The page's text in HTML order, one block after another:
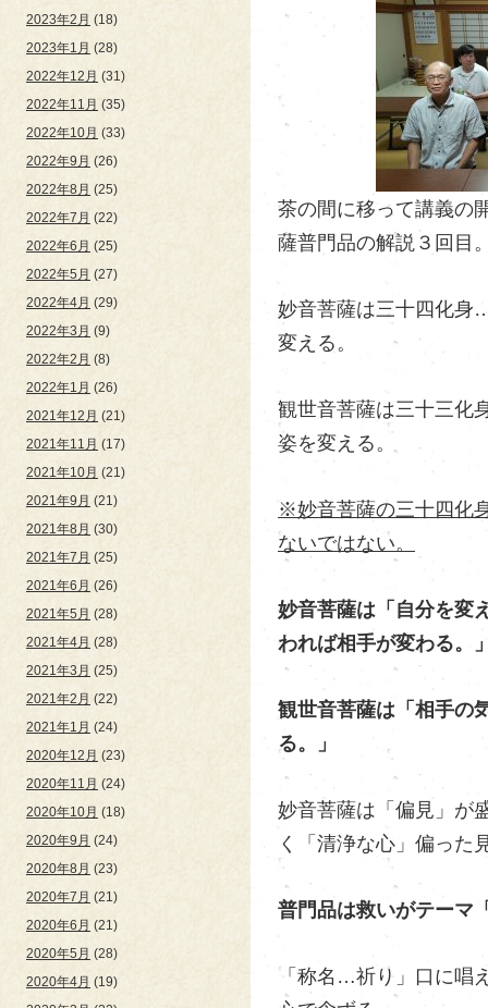
2023年2月 (18)
2023年1月 (28)
2022年12月 (31)
2022年11月 (35)
2022年10月 (33)
2022年9月 (26)
2022年8月 (25)
2022年7月 (22)
2022年6月 (25)
2022年5月 (27)
2022年4月 (29)
2022年3月 (9)
2022年2月 (8)
2022年1月 (26)
2021年12月 (21)
2021年11月 (17)
2021年10月 (21)
2021年9月 (21)
2021年8月 (30)
2021年7月 (25)
2021年6月 (26)
2021年5月 (28)
2021年4月 (28)
2021年3月 (25)
2021年2月 (22)
2021年1月 (24)
2020年12月 (23)
2020年11月 (24)
2020年10月 (18)
2020年9月 (24)
2020年8月 (23)
2020年7月 (21)
2020年6月 (21)
2020年5月 (28)
2020年4月 (19)
茶の間に移って講義の
薩普門品の解説３回目
妙音菩薩は三十四化身
変える。
観世音菩薩は三十三化
姿を変える。
※妙音菩薩の三十四化
ないではない。
妙音菩薩は「自分を変
われば相手が変わる。
観世音菩薩は「相手の
る。」
妙音菩薩は「偏見」が
く「清浄な心」偏った
普門品は救いがテーマ
「称名…祈り」口に唱